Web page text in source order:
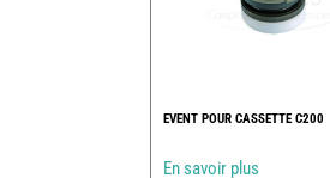
EVENT POUR CASSETTE C200
En savoir plus